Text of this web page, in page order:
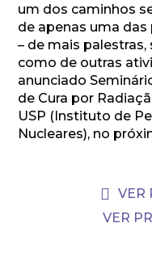
um dos caminhos
de apenas uma
– de mais
como de outras
anunciado
de Cura por
USP (Instituto de
Nucleares), no
VER
VER